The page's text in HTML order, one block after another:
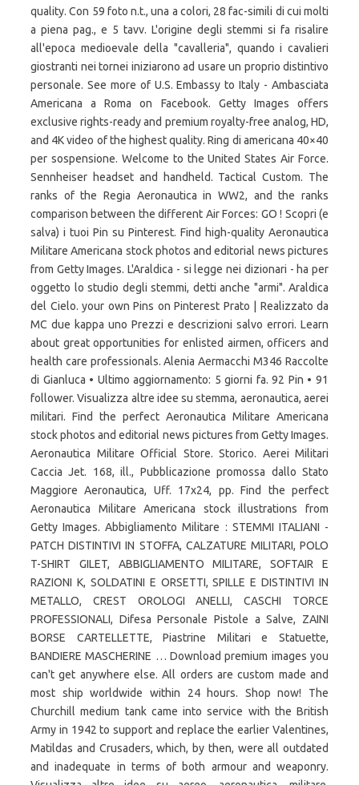
quality. Con 59 foto n.t., una a colori, 28 fac-simili di cui molti
a piena pag., e 5 tavv. L'origine degli stemmi si fa risalire
all'epoca medioevale della "cavalleria", quando i cavalieri
giostranti nei tornei iniziarono ad usare un proprio distintivo
personale. See more of U.S. Embassy to Italy - Ambasciata
Americana a Roma on Facebook. Getty Images offers
exclusive rights-ready and premium royalty-free analog, HD,
and 4K video of the highest quality. Ring di americana 40×40
per sospensione. Welcome to the United States Air Force.
Sennheiser headset and handheld. Tactical Custom. The
ranks of the Regia Aeronautica in WW2, and the ranks
comparison between the different Air Forces: GO ! Scopri (e
salva) i tuoi Pin su Pinterest. Find high-quality Aeronautica
Militare Americana stock photos and editorial news pictures
from Getty Images. L'Araldica - si legge nei dizionari - ha per
oggetto lo studio degli stemmi, detti anche "armi". Araldica
del Cielo. your own Pins on Pinterest Prato | Realizzato da
MC due kappa uno Prezzi e descrizioni salvo errori. Learn
about great opportunities for enlisted airmen, officers and
health care professionals. Alenia Aermacchi M346 Raccolte
di Gianluca • Ultimo aggiornamento: 5 giorni fa. 92 Pin • 91
follower. Visualizza altre idee su stemma, aeronautica, aerei
militari. Find the perfect Aeronautica Militare Americana
stock photos and editorial news pictures from Getty Images.
Aeronautica Militare Official Store. Storico. Aerei Militari
Caccia Jet. 168, ill., Pubblicazione promossa dallo Stato
Maggiore Aeronautica, Uff. 17x24, pp. Find the perfect
Aeronautica Militare Americana stock illustrations from
Getty Images. Abbigliamento Militare : STEMMI ITALIANI -
PATCH DISTINTIVI IN STOFFA, CALZATURE MILITARI, POLO
T-SHIRT GILET, ABBIGLIAMENTO MILITARE, SOFTAIR E
RAZIONI K, SOLDATINI E ORSETTI, SPILLE E DISTINTIVI IN
METALLO, CREST OROLOGI ANELLI, CASCHI TORCE
PROFESSIONALI, Difesa Personale Pistole a Salve, ZAINI
BORSE CARTELLETTE, Piastrine Militari e Statuette,
BANDIERE MASCHERINE … Download premium images you
can't get anywhere else. All orders are custom made and
most ship worldwide within 24 hours. Shop now! The
Churchill medium tank came into service with the British
Army in 1942 to support and replace the earlier Valentines,
Matildas and Crusaders, which, by then, were all outdated
and inadequate in terms of both armour and weaponry.